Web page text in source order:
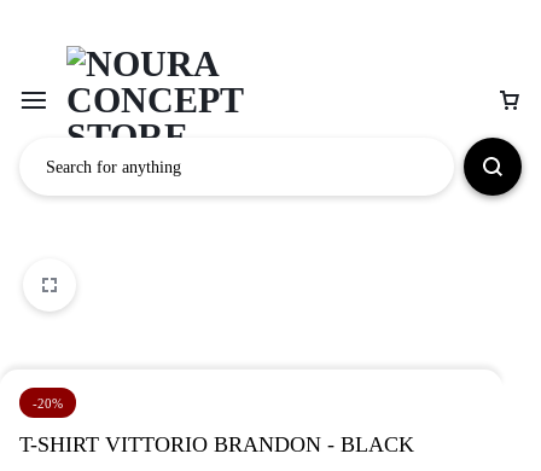
-20%
T-SHIRT VITTORIO BRANDON - BLACK